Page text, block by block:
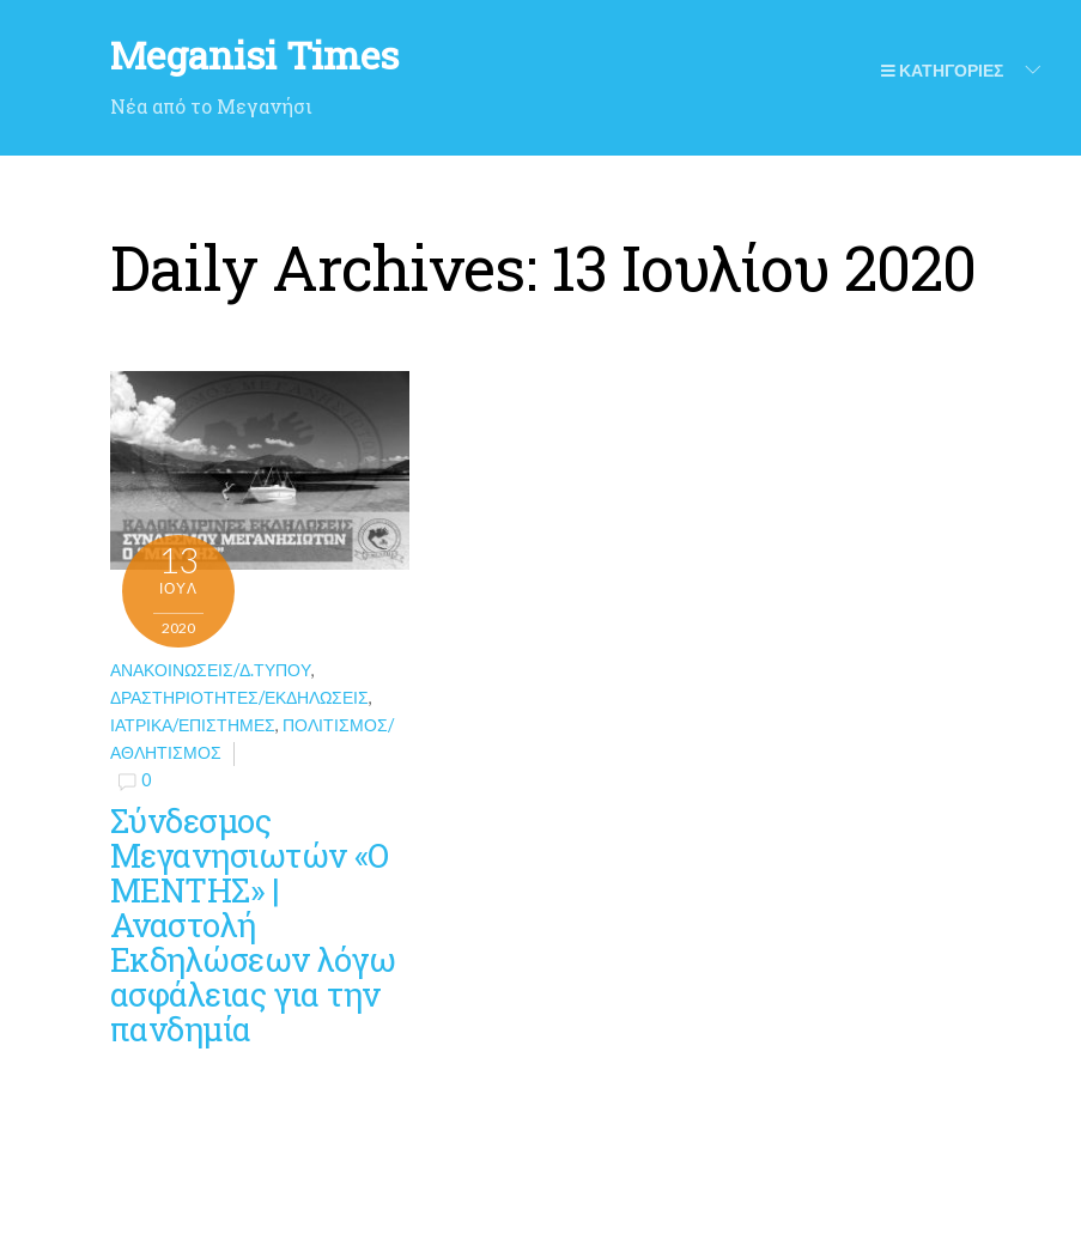
Meganisi Times
Νέα από το Μεγανήσι
ΚΑΤΗΓΟΡΙΕΣ
Daily Archives: 13 Ιουλίου 2020
13
ΙΟΎΛ
2020
ΑΝΑΚΟΙΝΏΣΕΙΣ/Δ.ΤΎΠΟΥ,
ΔΡΑΣΤΗΡΙΌΤΗΤΕΣ/ΕΚΔΗΛΏΣΕΙΣ,
ΙΑΤΡΙΚΆ/ΕΠΙΣΤΉΜΕΣ, ΠΟΛΙΤΙΣΜΌΣ/
ΑΘΛΗΤΙΣΜΌΣ
0
Σύνδεσμος
Μεγανησιωτών «Ο
ΜΕΝΤΗΣ» |
Αναστολή
Εκδηλώσεων λόγω
ασφάλειας για την
πανδημία